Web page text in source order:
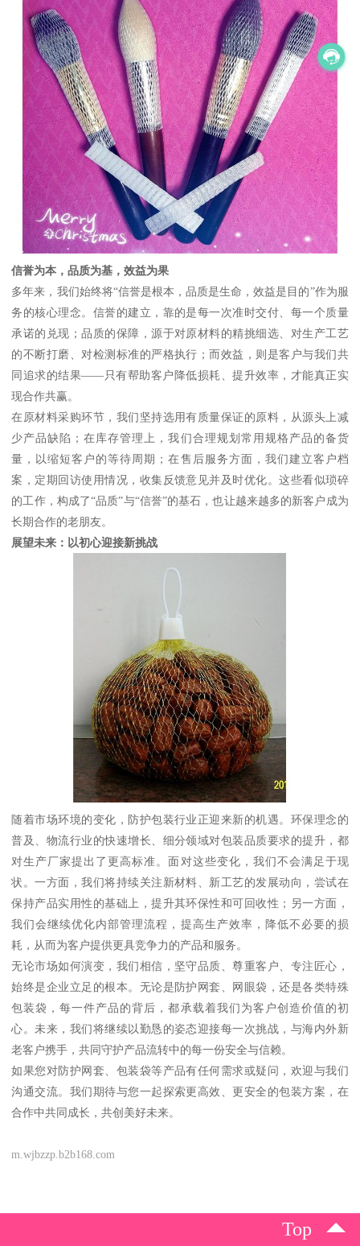
信誉为本，品质为基，效益为果
多年来，我们始终将“信誉是根本，品质是生命，效益是目的”作为服
务的核心理念。信誉的建立，靠的是每一次准时交付、每一个质量
承诺的兑现；品质的保障，源于对原材料的精挑细选、对生产工艺
的不断打磨、对检测标准的严格执行；而效益，则是客户与我们共
同追求的结果——只有帮助客户降低损耗、提升效率，才能真正实
现合作共赢。
在原材料采购环节，我们坚持选用有质量保证的原料，从源头上减
少产品缺陷；在库存管理上，我们合理规划常用规格产品的备货
量，以缩短客户的等待周期；在售后服务方面，我们建立客户档
案，定期回访使用情况，收集反馈意见并及时优化。这些看似琐碎
的工作，构成了“品质”与“信誉”的基石，也让越来越多的新客户成为
长期合作的老朋友。
展望未来：以初心迎接新挑战
随着市场环境的变化，防护包装行业正迎来新的机遇。环保理念的
普及、物流行业的快速增长、细分领域对包装品质要求的提升，都
对生产厂家提出了更高标准。面对这些变化，我们不会满足于现
状。一方面，我们将持续关注新材料、新工艺的发展动向，尝试在
保持产品实用性的基础上，提升其环保性和可回收性；另一方面，
我们会继续优化内部管理流程，提高生产效率，降低不必要的损
耗，从而为客户提供更具竞争力的产品和服务。
无论市场如何演变，我们相信，坚守品质、尊重客户、专注匠心，
始终是企业立足的根本。无论是防护网套、网眼袋，还是各类特殊
包装袋，每一件产品的背后，都承载着我们为客户创造价值的初
心。未来，我们将继续以勤恳的姿态迎接每一次挑战，与海内外新
老客户携手，共同守护产品流转中的每一份安全与信赖。
如果您对防护网套、包装袋等产品有任何需求或疑问，欢迎与我们
沟通交流。我们期待与您一起探索更高效、更安全的包装方案，在
合作中共同成长，共创美好未来。
m.wjbzzp.b2b168.com
Top